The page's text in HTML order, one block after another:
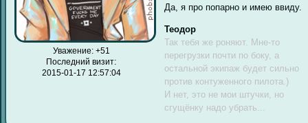
Уважение: +51
Последний визит:
2015-01-17 12:57:04
Да, я про попарно и имею ввиду.
Теодор
Так тебя же роняют. Мне-то
перегрузки почти по боку, а
остальной экипаж будет сильно
против контуженного пилота.)
И нет, это не мои штучки, но
сгущёнку надо убрать...